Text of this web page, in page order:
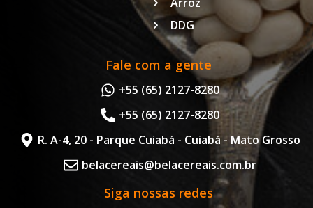
DDG
Fale com a gente
+55 (65) 2127-8280
+55 (65) 2127-8280
R. A-4, 20 - Parque Cuiabá - Cuiabá - Mato Grosso
belacereais@belacereais.com.br
Siga nossas redes